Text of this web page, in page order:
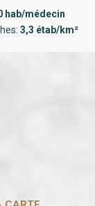
hab/médecin
3,3 étab/km²